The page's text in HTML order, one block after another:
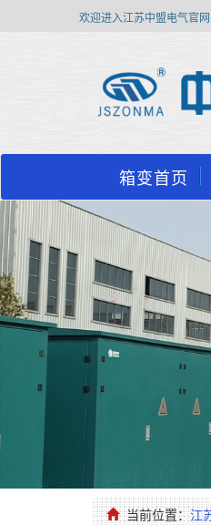
欢迎进入江苏中盟电气官
箱变首页
当前位置：江